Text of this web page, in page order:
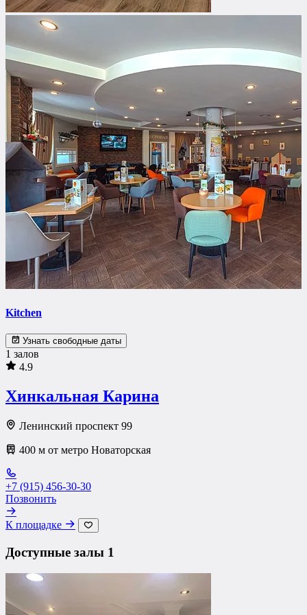
Kitchen
Узнать свободные даты
1 залов
4.9
Хинкальная Карина
Ленинский проспект 99
400 м от метро Новаторская
+7 (915) 456-30-30
Позвонить
К площадке
Доступные залы 1